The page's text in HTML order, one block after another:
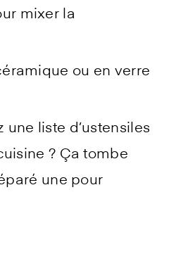
mixer la
ou en verre
une liste d’ustensiles
? Ça tombe
une pour